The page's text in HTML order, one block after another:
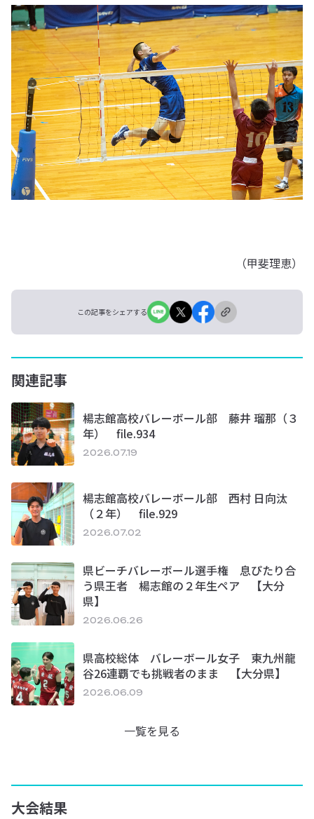
（甲斐理恵）
この記事をシェアする
関連記事
楊志館高校バレーボール部 藤井 瑠那（３
年） file.934
2026.07.19
楊志館高校バレーボール部 西村 日向汰
（２年） file.929
2026.07.02
県ビーチバレーボール選手権 息ぴたり合
う県王者 楊志館の２年生ペア 【大分
県】
2026.06.26
県高校総体 バレーボール女子 東九州龍
谷26連覇でも挑戦者のまま 【大分県】
2026.06.09
一覧を見る
大会結果